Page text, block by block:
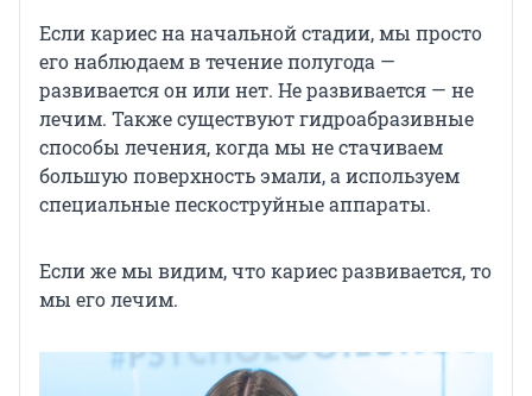
Если кариес на начальной стадии, мы просто
его наблюдаем в течение полугода —
развивается он или нет. Не развивается — не
лечим. Также существуют гидроабразивные
способы лечения, когда мы не стачиваем
большую поверхность эмали, а используем
специальные пескоструйные аппараты.
Если же мы видим, что кариес развивается, то
мы его лечим.